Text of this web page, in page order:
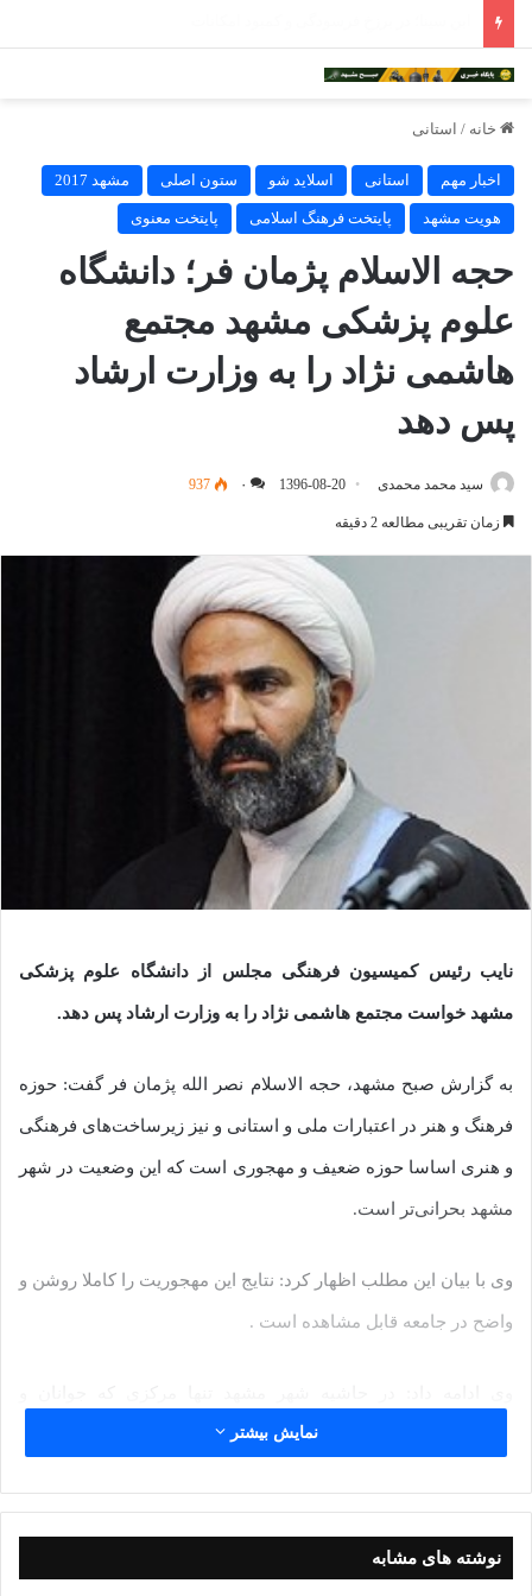
خانه / استانی
اخبار مهم استانی اسلاید شو ستون اصلی مشهد 2017
هویت مشهد پایتخت فرهنگ اسلامی پایتخت معنوی
حجه الاسلام پژمان فر؛ دانشگاه
علوم پزشکی مشهد مجتمع
هاشمی نژاد را به وزارت ارشاد
پس دهد
سید محمد محمدی 1396-08-20 ۰ 937
زمان تقریبی مطالعه 2 دقیقه
نایب رئیس کمیسیون فرهنگی مجلس از دانشگاه علوم پزشکی
مشهد خواست مجتمع هاشمی نژاد را به وزارت ارشاد پس دهد.
به گزارش صبح مشهد، حجه الاسلام نصر الله پژمان فر گفت: حوزه
فرهنگ و هنر در اعتبارات ملی و استانی و نیز زیرساخت‌های فرهنگی
و هنری اساسا حوزه ضعیف و مهجوری است که این وضعیت در شهر
مشهد بحرانی‌تر است.
وی با بیان این مطلب اظهار کرد: نتایج این مهجوریت را کاملا روشن و
واضح در جامعه قابل مشاهده است .
نوجوانان درآن می توانند حضور یابند و درعرصه فرهنگ و هنر گام
نماینده مردم مشهد و کلات در مجلس شورای اسلامی ادامه داد:
نمایش بیشتر
نوشته های مشابه